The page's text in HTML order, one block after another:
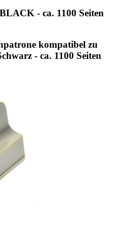
- ca. 1100 Seiten
kompatibel zu
- ca. 1100 Seiten